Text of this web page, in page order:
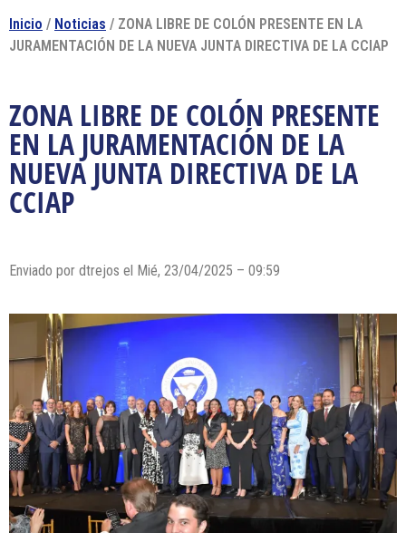
Inicio / Noticias / ZONA LIBRE DE COLÓN PRESENTE EN LA
JURAMENTACIÓN DE LA NUEVA JUNTA DIRECTIVA DE LA CCIAP
ZONA LIBRE DE COLÓN PRESENTE
EN LA JURAMENTACIÓN DE LA
NUEVA JUNTA DIRECTIVA DE LA
CCIAP
Enviado por dtrejos el Mié, 23/04/2025 – 09:59